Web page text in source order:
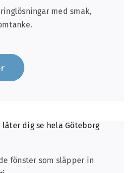
med smak,
fönster som släpper in